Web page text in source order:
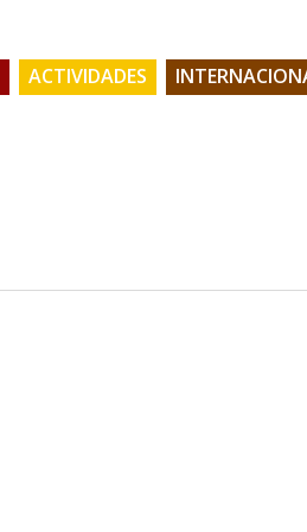
ACTIVIDADES